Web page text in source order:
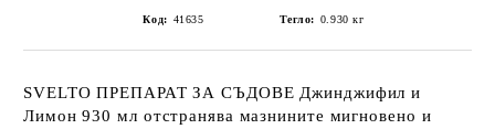
Код: 41635 Тегло: 0.930 кг
SVELTO ПРЕПАРАТ ЗА СЪДОВЕ Джинджифил и
Лимон 930 мл отстранява мазнините мигновено и